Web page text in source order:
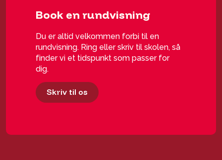
Book en rundvisning
Du er altid velkommen forbi til en
rundvisning. Ring eller skriv til skolen, så
finder vi et tidspunkt som passer for
dig.
Skriv til os